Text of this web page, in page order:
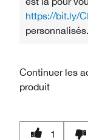
https://bit.ly/
personnalisés.
Continuer les
produit
1